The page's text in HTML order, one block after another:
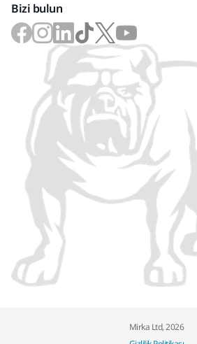
Bizi bulun
Mirka Ltd, 2026